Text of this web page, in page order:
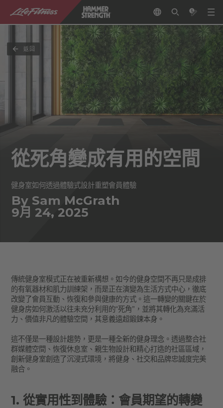
返回
從死角變成有用的空間
健身室如何透過體驗式設計重塑會員體驗
By Sam McGrath
9月 24, 2025
傳統健身室模式正在被重新構想。如今的健身空間不再只是成排
的有氧器材和肌力訓練架，而是正在演變為生活方式中心，徹底
改變了會員互動、恢復和參與健康的方式。這一轉變的關鍵在於
健身房如何激活以往未充分利用的“死角”，並將其轉化為充滿活
力、價值非凡的體驗空間，其意義遠超鍛鍊本身。
這不僅是一種設計趨勢，更是一種全新的健身理念。透過整合社
群媒體空間、恢復休息室、親生物設計和精心打造的社區區域，
創新健身室創造了沉浸式環境，將健身、社交和品牌忠誠度完美
融合。
1. 從實用性到體驗：會員期望的轉變